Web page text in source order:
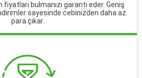
bulmanızı garanti eder. Geniş
sayesinde cebinizden daha az
para çıkar.